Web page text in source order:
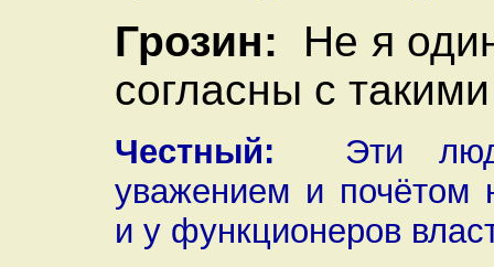
Грозин: Не я
согласны с
Честный: Эти люди
уважением и почётом
и у функционеров